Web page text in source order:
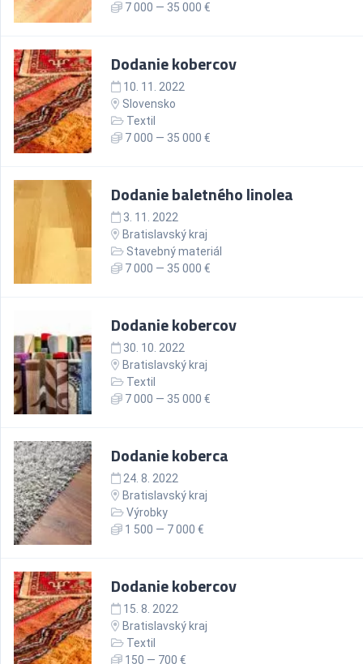
7 000 — 35 000 €
Dodanie kobercov
10. 11. 2022
Slovensko
Textil
7 000 — 35 000 €
Dodanie baletného linolea
3. 11. 2022
Bratislavský kraj
Stavebný materiál
7 000 — 35 000 €
Dodanie kobercov
30. 10. 2022
Bratislavský kraj
Textil
7 000 — 35 000 €
Dodanie koberca
24. 8. 2022
Bratislavský kraj
Výrobky
1 500 — 7 000 €
Dodanie kobercov
15. 8. 2022
Bratislavský kraj
Textil
150 — 700 €